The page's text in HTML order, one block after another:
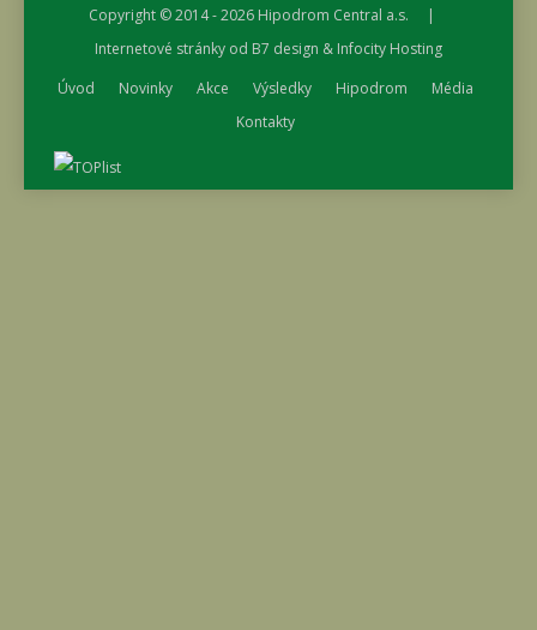
Copyright © 2014 - 2026 Hipodrom Central a.s. |
Internetové stránky od B7 design & Infocity Hosting
Úvod
Novinky Akce Výsledky Hipodrom
Média
Kontakty